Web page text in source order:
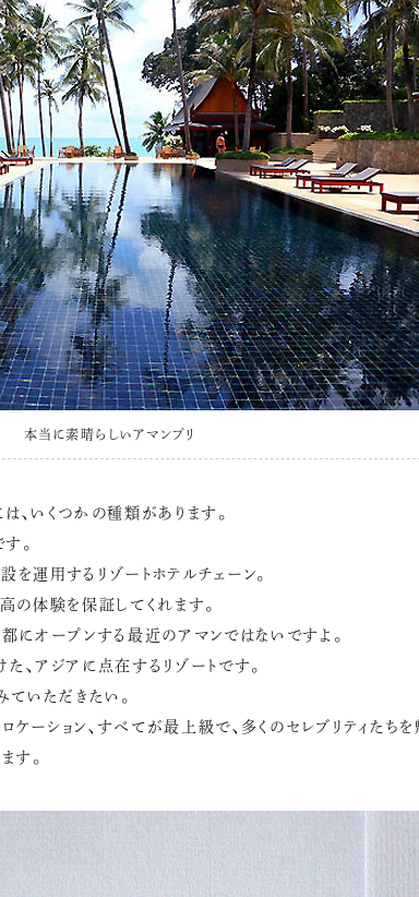
本当に素晴らしいアマンプリ
、いくつかの種類があります。
。
を運用するリゾートホテルチェーン。
の体験を保証してくれます。
にオープンする最近のアマンではないですよ。
、アジアに点在するリゾートです。
ていただきたい。
ロケーション、すべてが最上級で、多くのセレブリティたちを
す。